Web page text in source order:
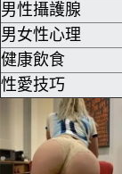
男性攝護腺
男女性心理
健康飲食
性愛技巧